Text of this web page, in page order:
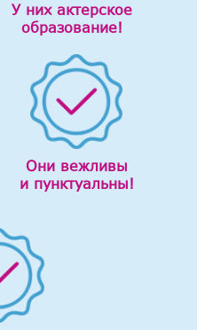
У них актерское
образование!
Они вежливы
и пунктуальны!